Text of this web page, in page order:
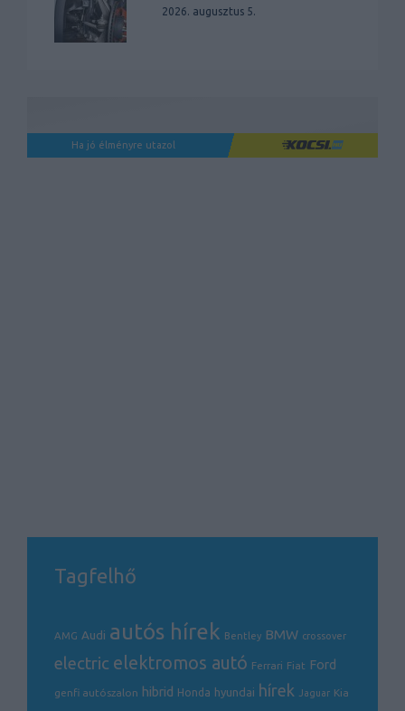
2026. augusztus 5.
Ha jó élményre utazol
Tagfelhő
AMG Audi autós hírek Bentley BMW crossover
electric elektromos autó Ferrari Fiat Ford
genfi autószalon hibrid Honda hyundai hírek Jaguar Kia